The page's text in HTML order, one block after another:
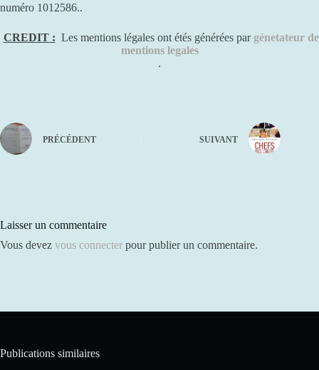
numéro 1012586..
CREDIT : Les mentions légales ont étés générées par génetateur de
mentions legales
.
PRÉCÉDENT SUIVANT
Laisser un commentaire
Vous devez vous connecter pour publier un commentaire.
Publications similaires